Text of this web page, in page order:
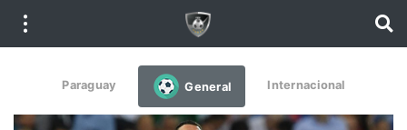
Paraguay General Internacional